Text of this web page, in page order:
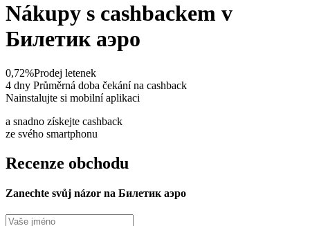
Nákupy s cashbackem v
Билетик аэро
0,72%Prodej letenek
4 dny Průměrná doba čekání na cashback
Nainstalujte si mobilní aplikaci
a snadno získejte cashback
ze svého smartphonu
Recenze obchodu
Zanechte svůj názor na Билетик аэро